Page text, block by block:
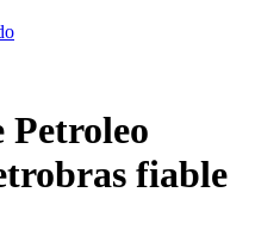
fiable